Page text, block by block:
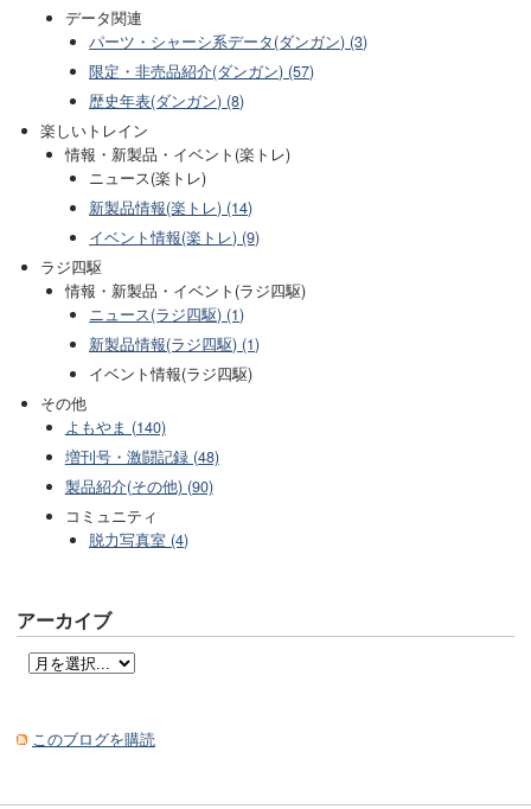
データ関連
パーツ・シャーシ系データ(ダンガン) (3)
限定・非売品紹介(ダンガン) (57)
歴史年表(ダンガン) (8)
楽しいトレイン
情報・新製品・イベント(楽トレ)
ニュース(楽トレ)
新製品情報(楽トレ) (14)
イベント情報(楽トレ) (9)
ラジ四駆
情報・新製品・イベント(ラジ四駆)
ニュース(ラジ四駆) (1)
新製品情報(ラジ四駆) (1)
イベント情報(ラジ四駆)
その他
よもやま (140)
増刊号・激闘記録 (48)
製品紹介(その他) (90)
コミュニティ
脱力写真室 (4)
アーカイブ
このブログを購読